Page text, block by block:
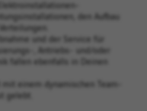
den Aufbau
und der Service für
, Antriebs- und/oder
fallen ebenfalls in Deinen
einem dynamischen Team-
gelebt.